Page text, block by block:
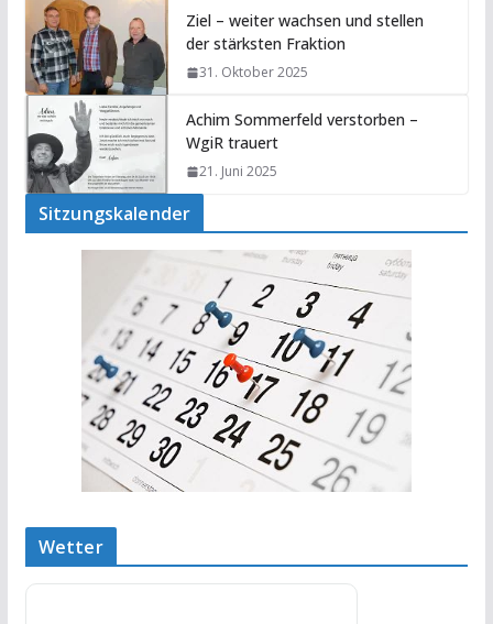
Ziel – weiter wachsen und stellen
der stärksten Fraktion
31. Oktober 2025
Achim Sommerfeld verstorben –
WgiR trauert
21. Juni 2025
Sitzungskalender
Wetter